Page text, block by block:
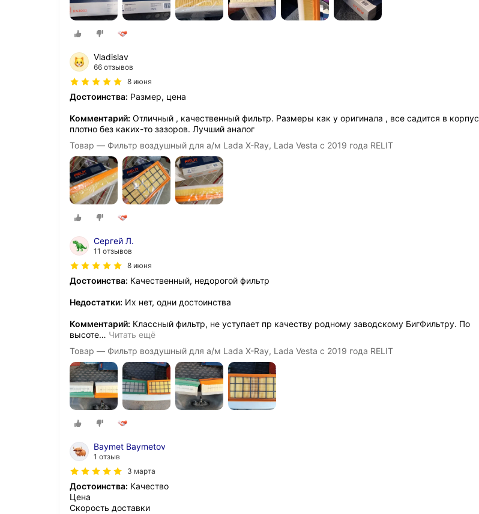
Vladislav
66 отзывов
8 июня
Достоинства: Размер, цена
Комментарий: Отличный , качественный фильтр. Размеры как у оригинала , все садится в корпус
плотно без каких-то зазоров. Лучший аналог
Товар — Фильтр воздушный для а/м Lada X-Ray, Lada Vesta с 2019 года RELIT
Сергей Л.
11 отзывов
8 июня
Достоинства: Качественный, недорогой фильтр
Недостатки: Их нет, одни достоинства
Комментарий: Классный фильтр, не уступает пр качеству родному заводскому БигФильтру. По
высоте… Читать ещё
Товар — Фильтр воздушный для а/м Lada X-Ray, Lada Vesta с 2019 года RELIT
Baymet Baymetov
1 отзыв
3 марта
Достоинства: Качество
Цена
Скорость доставки